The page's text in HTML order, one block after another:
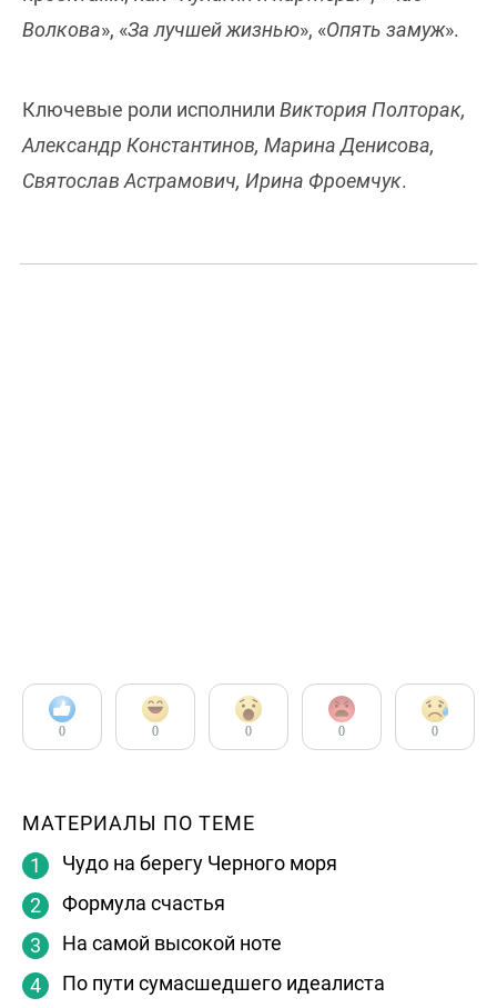
Волкова», «За лучшей жизнью», «Опять замуж».
Ключевые роли исполнили Виктория Полторак,
Александр Константинов, Марина Денисова,
Святослав Астрамович, Ирина Фроемчук.
0 0 0 0 0
МАТЕРИАЛЫ ПО ТЕМЕ
Чудо на берегу Черного моря
Формула счастья
На самой высокой ноте
По пути сумасшедшего идеалиста